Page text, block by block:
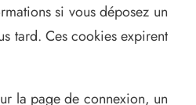
si vous déposez un
tard. Ces cookies expirent
la page de connexion, un